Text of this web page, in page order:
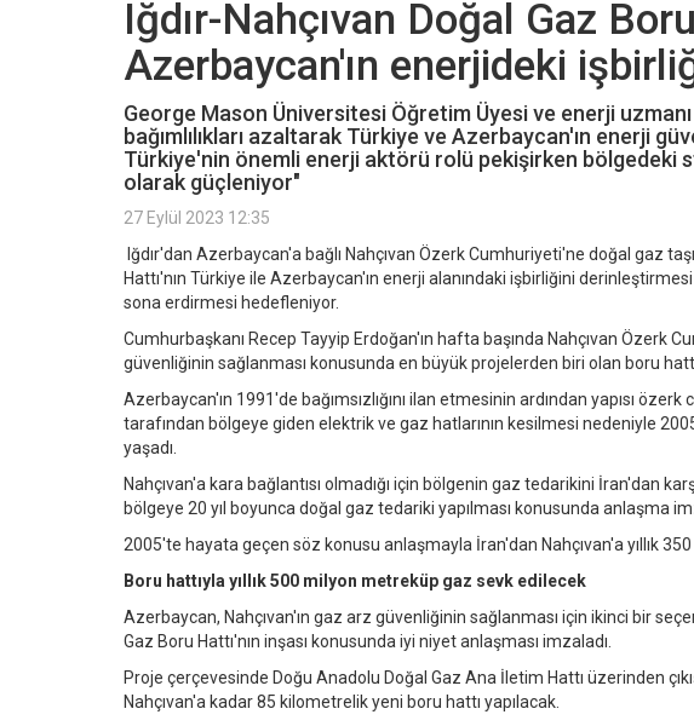
Iğdır-Nahçıvan Doğal Gaz
Azerbaycan'ın enerjideki
George Mason Üniversitesi Öğretim Üyesi ve enerji
bağımlılıkları azaltarak Türkiye ve Azerbaycan'ın enerji
Türkiye'nin önemli enerji aktörü rolü pekişirken bölgedeki
olarak güçleniyor"
27 Eylül 2023 12:35
Iğdır'dan Azerbaycan'a bağlı Nahçıvan Özerk Cumhuriyeti'ne doğal gaz
Hattı'nın Türkiye ile Azerbaycan'ın enerji alanındaki işbirliğini derinleştirmesi
sona erdirmesi hedefleniyor.
Cumhurbaşkanı Recep Tayyip Erdoğan'ın hafta başında Nahçıvan Özerk
güvenliğinin sağlanması konusunda en büyük projelerden biri olan boru
Azerbaycan'ın 1991'de bağımsızlığını ilan etmesinin ardından yapısı
tarafından bölgeye giden elektrik ve gaz hatlarının kesilmesi nedeniyle
yaşadı.
Nahçıvan'a kara bağlantısı olmadığı için bölgenin gaz tedarikini İran'dan
bölgeye 20 yıl boyunca doğal gaz tedariki yapılması konusunda anlaşma
2005'te hayata geçen söz konusu anlaşmayla İran'dan Nahçıvan'a yıllık
Boru hattıyla yıllık 500 milyon metreküp gaz sevk edilecek
Azerbaycan, Nahçıvan'ın gaz arz güvenliğinin sağlanması için ikinci bir
Gaz Boru Hattı'nın inşası konusunda iyi niyet anlaşması imzaladı.
Proje çerçevesinde Doğu Anadolu Doğal Gaz Ana İletim Hattı üzerinden
Nahçıvan'a kadar 85 kilometrelik yeni boru hattı yapılacak.